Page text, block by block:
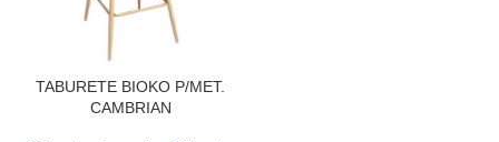
TABURETE BIOKO P/MET.
CAMBRIAN